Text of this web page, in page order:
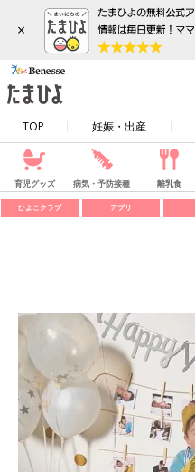
×
TOP 妊娠・出産
育児グッズ 病気・予防接種 離乳食
ひよこクラブ アプリ